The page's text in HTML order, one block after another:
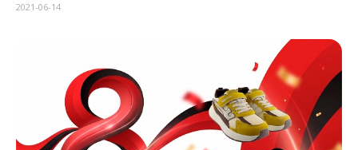
2021-06-14